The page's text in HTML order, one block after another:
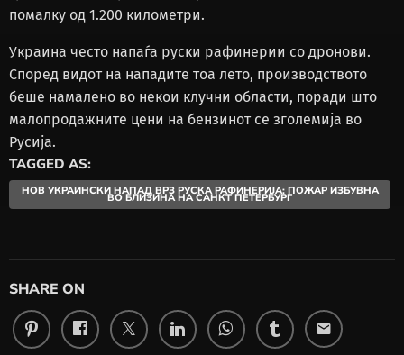
помалку од 1.200 километри.
Украина често напаѓа руски рафинерии со дронови.
Според видот на нападите тоа лето, производството
беше намалено во некои клучни области, поради што
малопродажните цени на бензинот се зголемија во
Русија.
TAGGED AS:
НОВ УКРАИНСКИ НАПАД ВРЗ РУСКА РАФИНЕРИЈА: ПОЖАР ИЗБУВНА
ВО БЛИЗИНА НА САНКТ ПЕТЕРБУРГ
SHARE ON
email